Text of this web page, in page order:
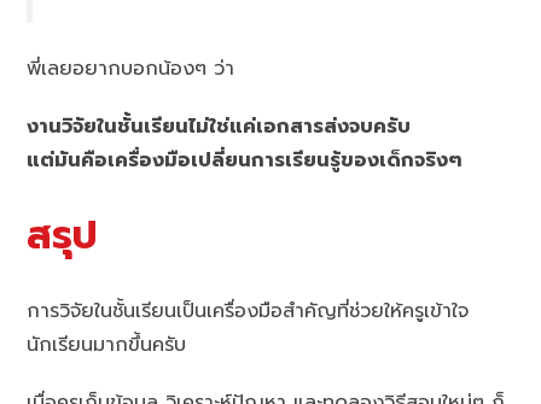
พี่เลยอยากบอกน้องๆ ว่า
งานวิจัยในชั้นเรียนไม่ใช่แค่เอกสารส่งจบครับ
แต่มันคือเครื่องมือเปลี่ยนการเรียนรู้ของเด็กจริงๆ
สรุป
การวิจัยในชั้นเรียนเป็นเครื่องมือสำคัญที่ช่วยให้ครูเข้าใจ
นักเรียนมากขึ้นครับ